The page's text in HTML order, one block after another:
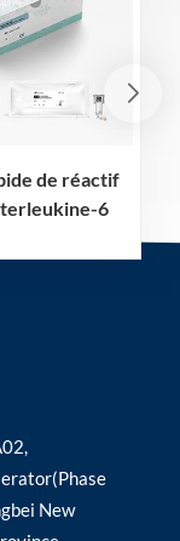
de réactif
6
New